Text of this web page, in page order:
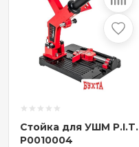
Стойка для УШМ P.I.T.
P0010004